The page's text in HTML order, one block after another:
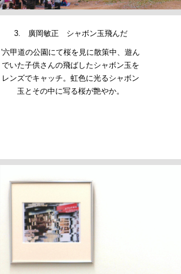
3. 廣岡敏正 シャボン玉飛んだ
'六甲道の公園にて桜を見に散策中、遊ん
でいた子供さんの飛ばしたシャボン玉を
レンズでキャッチ。虹色に光るシャボン
玉とその中に写る桜が艶やか。